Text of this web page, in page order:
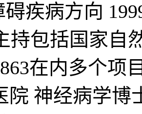
疾病方向
持包括国家自
在内多个项
神经病学博